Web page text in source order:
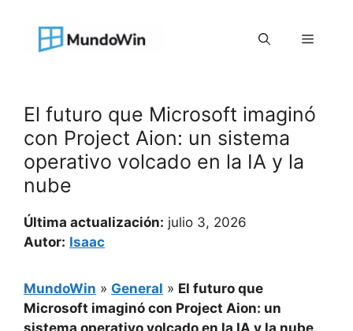
contenido
Menú
El futuro que Microsoft imaginó
con Project Aion: un sistema
operativo volcado en la IA y la
nube
Última actualización: julio 3, 2026
Autor: Isaac
MundoWin » General » El futuro que
Microsoft imaginó con Project Aion: un
sistema operativo volcado en la IA y la nube